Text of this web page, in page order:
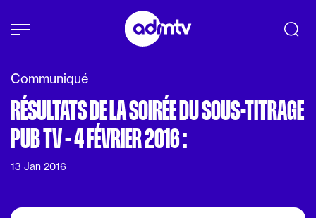
Aller au contenu principal
Communiqué
RÉSULTATS DE LA SOIRÉE DU SOUS-TITRAGE
PUB TV - 4 FÉVRIER 2016 :
13 Jan 2016
Panneau de gestion des cookies